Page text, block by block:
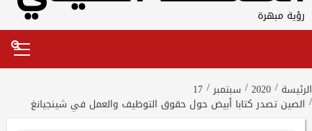
رؤية مبهرة
Primary
الرئيسة 2020 سبتمبر 17
الصين تصدر كتابا أبيض حول حقوق التوظيف والعمل في شينجيانغ